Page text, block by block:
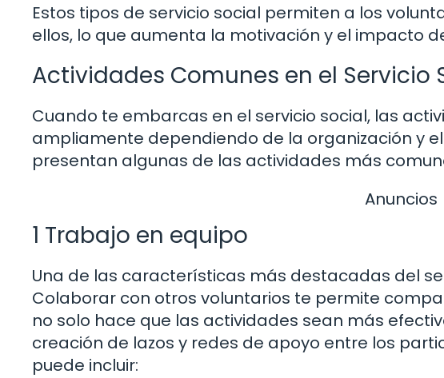
Estos tipos de servicio social permiten a los
ellos, lo que aumenta la motivación y el impacto
Actividades Comunes en el Servicio
Cuando te embarcas en el servicio social, las
ampliamente dependiendo de la organización y
presentan algunas de las actividades más
Anuncios
1 Trabajo en equipo
Una de las características más destacadas del
Colaborar con otros voluntarios te permite
no solo hace que las actividades sean más
creación de lazos y redes de apoyo entre los
puede incluir: